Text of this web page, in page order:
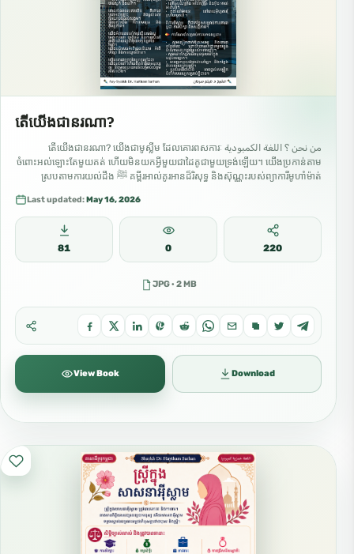
តើយើងជានរណា?
من نحن ؟ اللغة الكمبودية តើយើងជានរណា? យើងជាមូស្លីម ដែលគោរពសការៈ
ចំពោះអល់ឡោះតែមួយគត់ ហើយមិនយកអ្វីមួយជាដៃគូជាមួយទ្រង់ឡើយ។ យើងប្រកាន់តាម
គម្ពីរ​អាល់គូរអាន​ដ៏រិសុទ្ធ និងស៊ុណ្ណះរបស់ព្យាការីមូហាំម៉ាត់ ﷺ ស្របតាមការយល់ដឹង
នៃតៅហេដ។ វាអំពាវនាវឱ្យគោរពសការៈអល់ឡោះតែមួយគត់ និងអំពាវនាវទៅកាន់មេត្តា
ករុណា យុត្តិធម៌ និងសីលធម៌ដ៏ល្អ។ យើងជឿថា៖ • អល់ឡោះគឺតែមួយគត់…
Last updated:May 16, 2026
81 0 220
JPG · 2 MB
View Book Download